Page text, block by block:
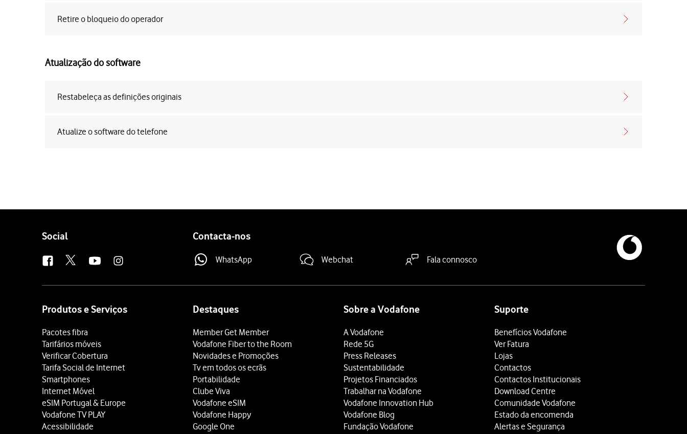
Retire o bloqueio do operador
Atualização do software
Restabeleça as definições originais
Atualize o software do telefone
Follow
Social Contacta-nos
WhatsApp Webchat Fala connosco
Produtos e Serviços
Pacotes fibra
Tarifários móveis
Verificar Cobertura
Tarifa Social de Internet
Smartphones
Internet Móvel
eSIM Portugal & Europe
Vodafone TV PLAY
Acessibilidade
Destaques
Member Get Member
Vodafone Fiber to the Room
Novidades e Promoções
Tv em todos os ecrãs
Portabilidade
Clube Viva
Vodafone eSIM
Vodafone Happy
Google One
Sobre a Vodafone
A Vodafone
Rede 5G
Press Releases
Sustentabilidade
Projetos Financiados
Trabalhar na Vodafone
Vodafone Innovation Hub
Vodafone Blog
Fundação Vodafone
Suporte
Benefícios Vodafone
Ver Fatura
Lojas
Contactos
Contactos Institucionais
Download Centre
Comunidade Vodafone
Estado da encomenda
Alertas e Segurança